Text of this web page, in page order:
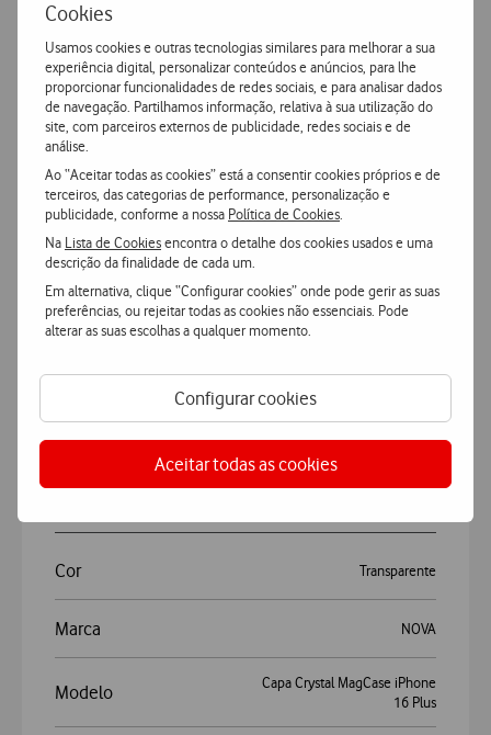
Cookies
Usamos cookies e outras tecnologias similares para melhorar a sua
experiência digital, personalizar conteúdos e anúncios, para lhe
proporcionar funcionalidades de redes sociais, e para analisar dados
de navegação. Partilhamos informação, relativa à sua utilização do
site, com parceiros externos de publicidade, redes sociais e de
análise.
Ao “Aceitar todas as cookies” está a consentir cookies próprios e de
terceiros, das categorias de performance, personalização e
publicidade, conforme a nossa Política de Cookies
Na Lista de Cookiesencontra o detalhe dos cookies usados e uma
descrição da finalidade de cada um.
Em alternativa, clique “Configurar cookies” onde pode gerir as suas
preferências, ou rejeitar todas as cookies não essenciais. Pode
alterar as suas escolhas a qualquer momento.
Configurar cookies
Aceitar todas as cookies
seguinte
Pagamentosimples e seguro
Pague de forma segura com MBWay ou Cartão de Crédito.
Características
Mais Características
NOVA Capa Crystal MagCase iPhone 16 Plus
Cor Transparente
Marca NOVA
Modelo
Capa Crystal MagCase iPhone
16 Plus